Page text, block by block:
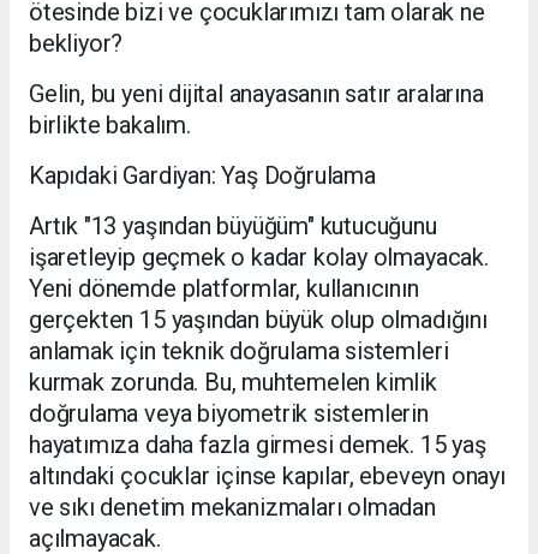
ötesinde bizi ve çocuklarımızı tam olarak ne
bekliyor?
​Gelin, bu yeni dijital anayasanın satır aralarına
birlikte bakalım.
​Kapıdaki Gardiyan: Yaş Doğrulama
​Artık "13 yaşından büyüğüm" kutucuğunu
işaretleyip geçmek o kadar kolay olmayacak.
Yeni dönemde platformlar, kullanıcının
gerçekten 15 yaşından büyük olup olmadığını
anlamak için teknik doğrulama sistemleri
kurmak zorunda. Bu, muhtemelen kimlik
doğrulama veya biyometrik sistemlerin
hayatımıza daha fazla girmesi demek. 15 yaş
altındaki çocuklar içinse kapılar, ebeveyn onayı
ve sıkı denetim mekanizmaları olmadan
açılmayacak.